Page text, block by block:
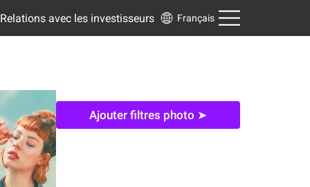
Relations avec les investisseurs Français
Ajouter filtres photo ➤